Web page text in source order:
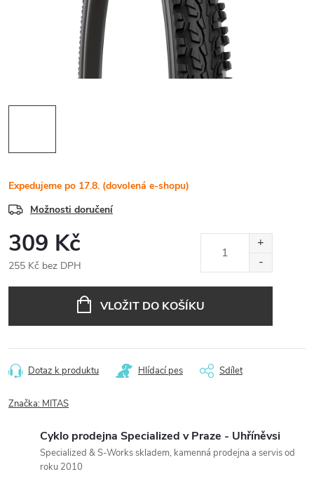
Expedujeme po 17.8. (dovolená e-shopu)
Možnosti doručení
309 Kč
255 Kč bez DPH
VLOŽIT DO KOŠÍKU
Dotaz k produktu Hlídací pes Sdílet
Značka: MITAS
Cyklo prodejna Specialized v Praze - Uhříněvsi
Specialized & S-Works skladem, kamenná prodejna a servis od
roku 2010